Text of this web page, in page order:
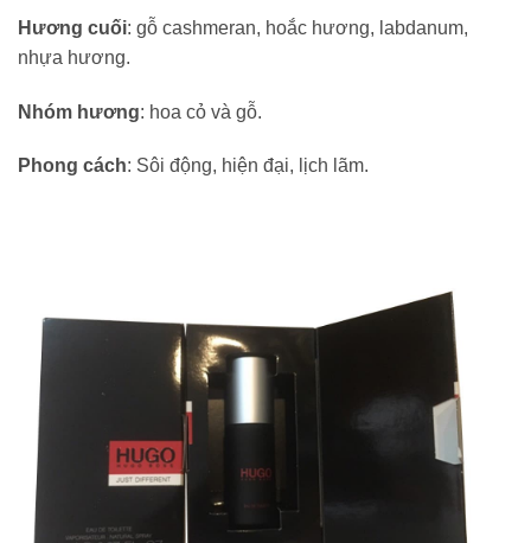
Hương cuối: gỗ cashmeran, hoắc hương, labdanum,
nhựa hương.
Nhóm hương: hoa cỏ và gỗ.
Phong cách: Sôi động, hiện đại, lịch lãm.